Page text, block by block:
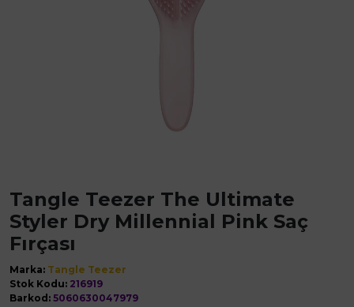
Tangle Teezer The Ultimate
Styler Dry Millennial Pink Saç
Fırçası
Marka: Tangle Teezer
Stok Kodu: 216919
Barkod: 5060630047979